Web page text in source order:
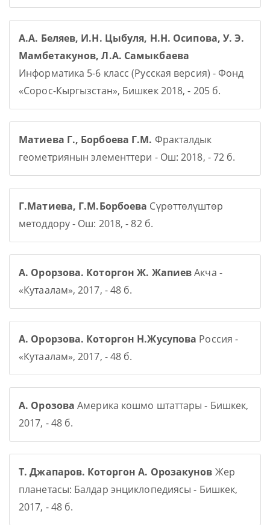
А.А. Беляев, И.Н. Цыбуля, Н.Н. Осипова, У. Э.
Мамбетакунов, Л.А. Самыкбаева
Информатика 5-6 класс (Русская версия) - Фонд
«Сорос-Кыргызстан», Бишкек 2018, - 205 б.
Матиева Г., Борбоева Г.М. Фракталдык
геометриянын элементтери - Ош: 2018, - 72 б.
Г.Матиева, Г.М.Борбоева Сүрөттөлүштөр
методдору - Ош: 2018, - 82 б.
А. Орорзова. Которгон Ж. ЖапиевАкча -
«Кутаалам», 2017, - 48 б.
А. Орорзова. Которгон Н.Жусупова Россия -
«Кутаалам», 2017, - 48 б.
А. Орозова Америка кошмо штаттары - Бишкек,
2017, - 48 б.
Т. Джапаров. Которгон А. Орозакунов Жер
планетасы: Балдар энциклопедиясы - Бишкек,
2017, - 48 б.